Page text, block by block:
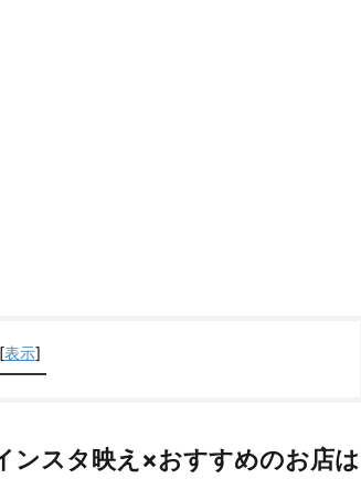
[表示]
ンスタ映え×おすすめのお店は